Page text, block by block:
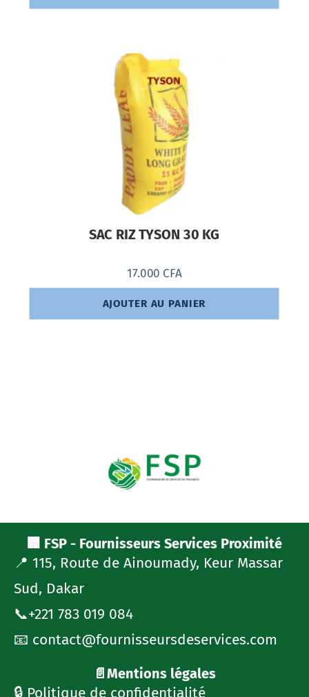
SAC RIZ TYSON 30 KG
17.000 CFA
AJOUTER AU PANIER
🏢 FSP - Fournisseurs Services Proximité
📍 115, Route de Ainoumady, Keur Massar
Sud, Dakar
📞+221 783 019 084
📧 contact@fournisseursdeservices.com
📄Mentions légales
🔒 Politique de confidentialité